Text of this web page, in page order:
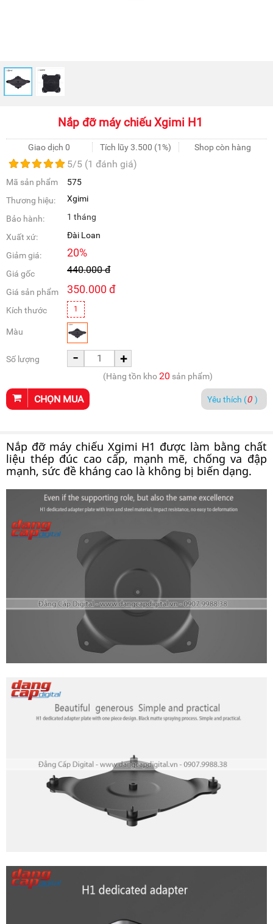
Nắp đỡ máy chiếu Xgimi H1
Giao dịch 0 Tích lũy3.500 (1%) Shop còn hàng
5/5 (1 đánh giá)
Mã sản phẩm
575
Thương hiệu:
Xgimi
Bảo hành: 1 tháng
Xuất xứ: Đài Loan
Giảm giá: 20%
Giá gốc 440.000 đ
Giá sản phẩm 350.000 đ
Kích thước 1
Màu
Số lượng - +
(Hàng tồn kho20 sản phẩm)
CHỌN MUA Yêu thích (0 )
Nắp đỡ máy chiếu Xgimi H1 được làm bằng chất
liệu thép đúc cao cấp, mạnh mẽ, chống va đập
mạnh, sức đề kháng cao là không bị biến dạng.